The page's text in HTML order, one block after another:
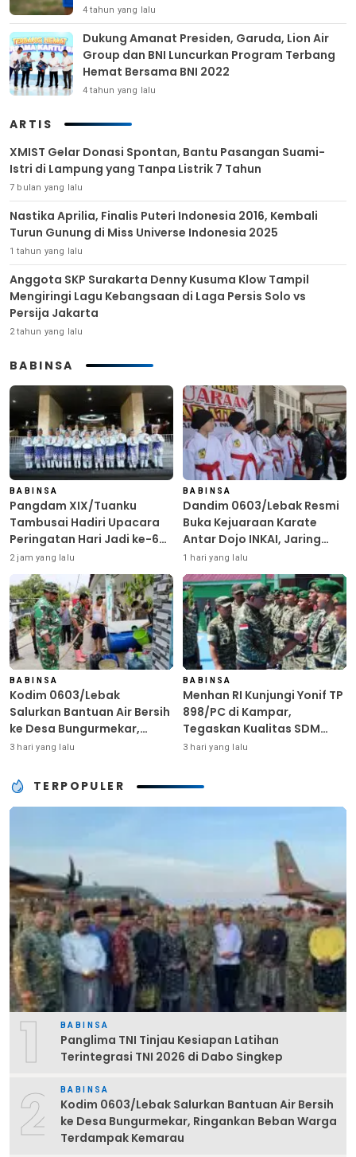
4 tahun yang lalu
Dukung Amanat Presiden, Garuda, Lion Air
Group dan BNI Luncurkan Program Terbang
Hemat Bersama BNI 2022
4 tahun yang lalu
ARTIS
XMIST Gelar Donasi Spontan, Bantu Pasangan Suami-
Istri di Lampung yang Tanpa Listrik 7 Tahun
7 bulan yang lalu
Nastika Aprilia, Finalis Puteri Indonesia 2016, Kembali
Turun Gunung di Miss Universe Indonesia 2025
1 tahun yang lalu
Anggota SKP Surakarta Denny Kusuma Klow Tampil
Mengiringi Lagu Kebangsaan di Laga Persis Solo vs
Persija Jakarta
2 tahun yang lalu
BABINSA
BABINSA
Pangdam XIX/Tuanku
Tambusai Hadiri Upacara
Peringatan Hari Jadi ke-69
Provinsi Riau
2 jam yang lalu
BABINSA
Dandim 0603/Lebak Resmi
Buka Kejuaraan Karate
Antar Dojo INKAI, Jaring
Bibit Atlet Unggul Sambut
HUT ke-81 RI
1 hari yang lalu
BABINSA
Kodim 0603/Lebak
Salurkan Bantuan Air Bersih
ke Desa Bungurmekar,
Ringankan Beban Warga
3 hari yang lalu
BABINSA
Menhan RI Kunjungi Yonif TP
898/PC di Kampar,
Tegaskan Kualitas SDM
Kunci Kekuatan TNI
3 hari yang lalu
TERPOPULER
1 BABINSA
Panglima TNI Tinjau Kesiapan Latihan
Terintegrasi TNI 2026 di Dabo Singkep
2 BABINSA
Kodim 0603/Lebak Salurkan Bantuan Air Bersih
ke Desa Bungurmekar, Ringankan Beban Warga
Terdampak Kemarau